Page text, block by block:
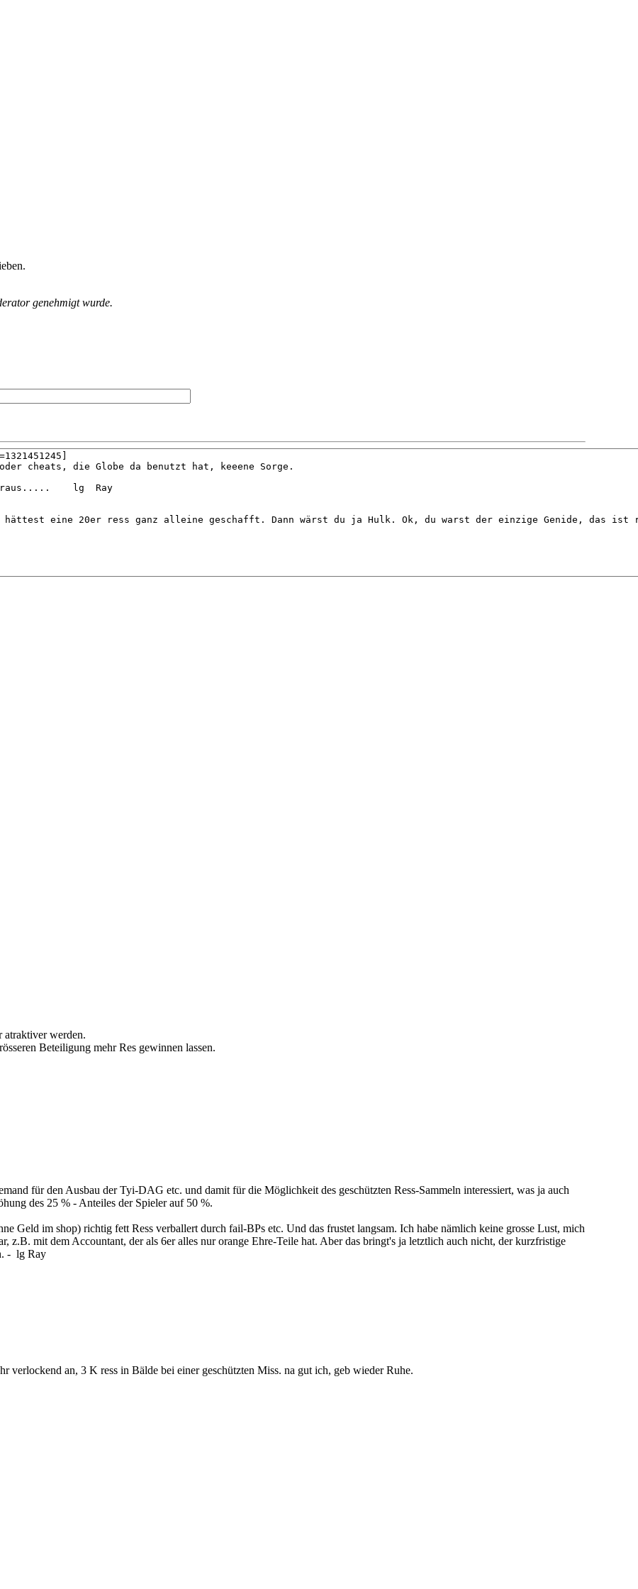
genehmigt wurde.
atraktiver werden.
Beteiligung mehr Res gewinnen lassen.
für den Ausbau der Tyi-DAG etc. und damit für die Möglichkeit des geschützten Ress-Sammeln interessiert, was ja auch
des 25 % - Anteiles der Spieler auf 50 %.
Geld im shop) richtig fett Ress verballert durch fail-BPs etc. Und das frustet langsam. Ich habe nämlich keine grosse Lust, mich
mit dem Accountant, der als 6er alles nur orange Ehre-Teile hat. Aber das bringt's ja letztlich auch nicht, der kurzfristige
- lg Ray
verlockend an, 3 K ress in Bälde bei einer geschützten Miss. na gut ich, geb wieder Ruhe.